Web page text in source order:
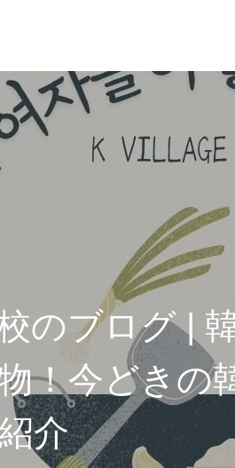
のブログ |
！今どきの
介